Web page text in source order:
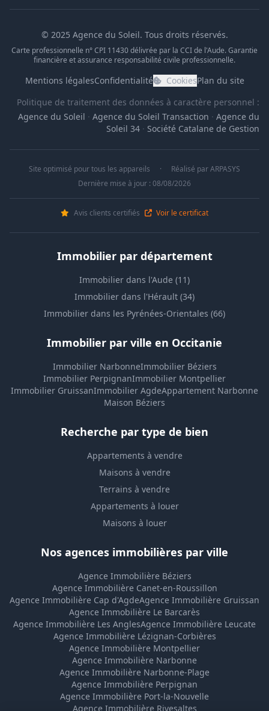
© 2025 Agence du Soleil. Tous droits réservés.
Carte professionnelle n° CPI 11430 délivrée par la CCI de l'Aude. Garantie
financière et assurance responsabilité civile professionnelle.
Mentions légalesConfidentialité CookiesPlan du site
Politique de traitement des données à caractère personnel :
Agence du Soleil · Agence du Soleil Transaction · Agence du
Soleil 34 · Société Catalane de Gestion
Site optimisé pour tous les appareils · Réalisé parARPASYS
Dernière mise à jour : 08/08/2026
Avis clients certifiés Voir le certificat
Immobilier par département
Immobilier dans l'Aude (11)
Immobilier dans l'Hérault (34)
Immobilier dans les Pyrénées-Orientales (66)
Immobilier par ville en Occitanie
Immobilier NarbonneImmobilier Béziers
Immobilier PerpignanImmobilier Montpellier
Immobilier GruissanImmobilier AgdeAppartement Narbonne
Maison Béziers
Recherche par type de bien
Appartements à vendre
Maisons à vendre
Terrains à vendre
Appartements à louer
Maisons à louer
Nos agences immobilières par ville
Agence Immobilière Béziers
Agence Immobilière Canet-en-Roussillon
Agence Immobilière Cap d'AgdeAgence Immobilière Gruissan
Agence Immobilière Le Barcarès
Agence Immobilière Les AnglesAgence Immobilière Leucate
Agence Immobilière Lézignan-Corbières
Agence Immobilière Montpellier
Agence Immobilière Narbonne
Agence Immobilière Narbonne-Plage
Agence Immobilière Perpignan
Agence Immobilière Port-la-Nouvelle
Agence Immobilière Rivesaltes